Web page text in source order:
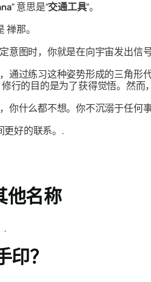
”意思是“交通工具”。
禅那。
意图时，你就是在向宇宙发出信
通过练习这种姿势形成的三角形
修行的目的是为了获得觉悟。然
你什么都不想。你不沉溺于任何
更好的联系。.
他名称
.
印？